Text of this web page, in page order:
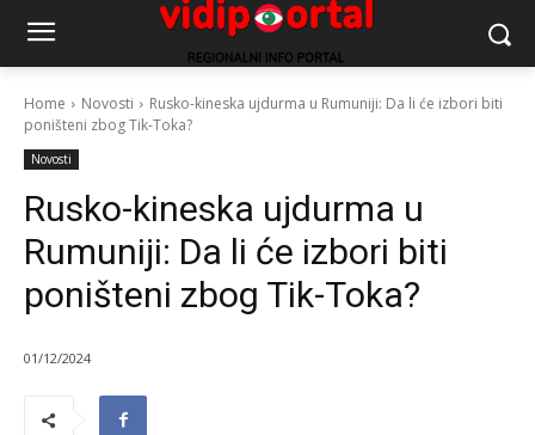
Home Novosti
Rusko-kineska ujdurma u Rumuniji: Da li će izbori biti
poništeni zbog Tik-Toka?
Novosti
Rusko-kineska ujdurma u
Rumuniji: Da li će izbori biti
poništeni zbog Tik-Toka?
01/12/2024